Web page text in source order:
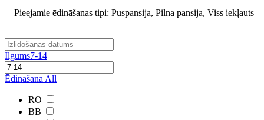
Pieejamie ēdināšanas tipi: Puspansija, Pilna pansija, Viss iekļauts
Ilgums7-14
Ēdinašana All
RO
BB